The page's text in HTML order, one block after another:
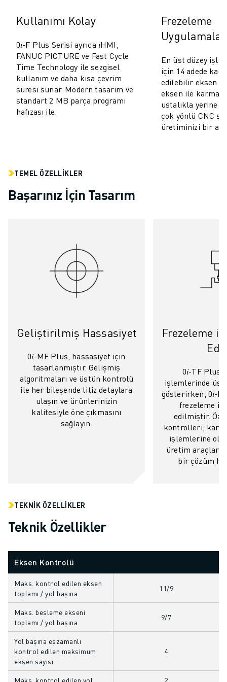
TEL EROZYON MAKINELERI
ROBOCUT DONANIM
ROBOCUT YAZILIMI
ROBOCUT ÖNLEYICI BAKIM
ROBOCUT SÜRDÜRÜLEBILIRLIK
IIOT ÇÖZÜMLERI
ÜRETIM VERIMLILIĞINI ARTIRMAK IÇIN AKILLI FABRIKA ÇÖZÜMLERI
ÇÖZÜMLER
TÜM SEKTÖRLER
YIYECEK VE IÇECEK
TÜM UYGULAMALAR
ARK KAYNAĞI
BIRLEŞTIRME
CNC TAŞLAMA
CNC FREZELEME
CNC TORNA
YÜKSEK HIZLI DELME VE KILAVUZ ÇEKME
PUNTA KAYNAĞI
TEL EROZYON
MÜŞTERI HIZMETLERI
MÜŞTERI HIZMETLERI
FANUC PLANS
SAHA VE BAKIM
YEDEK PARÇALAR
YENILEME
DIJITAL SERVIS ARAÇLARI
İNDIRME MERKEZI » MYFANUC
EĞITIM VE ÖĞRETIM
Kullanımı Kolay
0𝑖-F Plus Serisi ayrıca 𝑖HMI,
FANUC PICTURE ve Fast Cycle
Time Technology ile sezgisel
kullanım ve daha kısa çevrim
süresi sunar. Modern tasarım ve
standart 2 MB parça programı
hafızası ile.
Frezeleme
En üst düzey
için 14 adede
edilebilir eksen
eksen ile
ustalıkla yerine
çok yönlü CNC
üretiminizi bir
TEMEL ÖZELLIKLER
Başarınız İçin Tasarım
Geliştirilmiş Hassasiyet
0𝑖-MF Plus, hassasiyet için
tasarlanmıştır. Gelişmiş
algoritmaları ve üstün kontrolü
ile her bileşende titiz detaylara
ulaşın ve ürünlerinizin
kalitesiyle öne çıkmasını
sağlayın.
Frezeleme
0𝑖-TF Plus
işlemlerinde
gösterirken, 0𝑖-
frezeleme
edilmiştir.
kontrolleri,
işlemlerine
üretim
bir çözüm
TEKNIK ÖZELLIKLER
Teknik Özellikler
Eksen Kontrolü
Maks. kontrol edilen eksen
toplamı / yol başına
11/9
Maks. besleme ekseni
toplamı / yol başına
9/7
Yol başına eşzamanlı
kontrol edilen maksimum
eksen sayısı
4
Maks. kontrol edilen yol 2